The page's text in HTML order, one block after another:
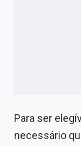
Para ser
necessário